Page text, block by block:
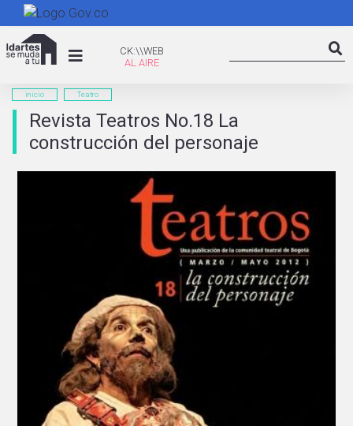
al
CK:\WEB
CK:\\WEB
inicio Teatro
Revista Teatros No.18 La
construcción del personaje